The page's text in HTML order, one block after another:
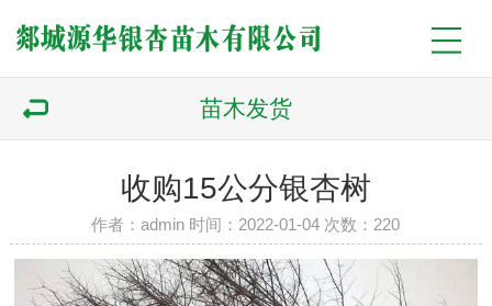
苗木发货
收购15公分银杏树
作者：admin 时间：2022-01-04 次数： 220